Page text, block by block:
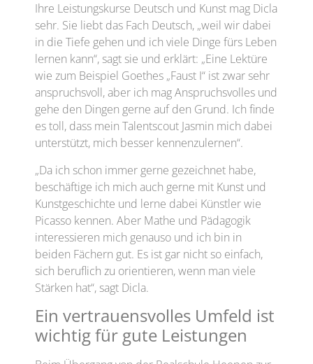
Ihre Leistungskurse Deutsch und Kunst mag Dicla
sehr. Sie liebt das Fach Deutsch, „weil wir dabei
in die Tiefe gehen und ich viele Dinge fürs Leben
lernen kann“, sagt sie und erklärt: „Eine Lektüre
wie zum Beispiel Goethes „Faust I“ ist zwar sehr
anspruchsvoll, aber ich mag Anspruchsvolles und
gehe den Dingen gerne auf den Grund. Ich finde
es toll, dass mein Talentscout Jasmin mich dabei
unterstützt, mich besser kennenzulernen“.
„Da ich schon immer gerne gezeichnet habe,
beschäftige ich mich auch gerne mit Kunst und
Kunstgeschichte und lerne dabei Künstler wie
Picasso kennen. Aber Mathe und Pädagogik
interessieren mich genauso und ich bin in
beiden Fächern gut. Es ist gar nicht so einfach,
sich beruflich zu orientieren, wenn man viele
Stärken hat“, sagt Dicla.
Ein vertrauensvolles Umfeld ist
wichtig für gute Leistungen